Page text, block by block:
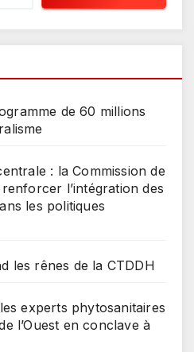
de 60 millions
: la Commission de
l’intégration des
les politiques
les rênes de la CTDDH
experts phytosanitaires
l’Ouest en conclave à